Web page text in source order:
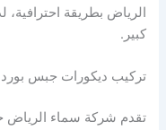
الرياض بطريقة
كبير.
تركيب ديكورات جبس
تقدم شركة سماء الرياض